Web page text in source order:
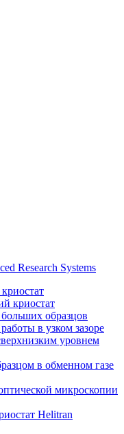
Research Systems
криостат
образцов
в узком зазоре
уровнем
в обменном газе
микроскопии
Helitran